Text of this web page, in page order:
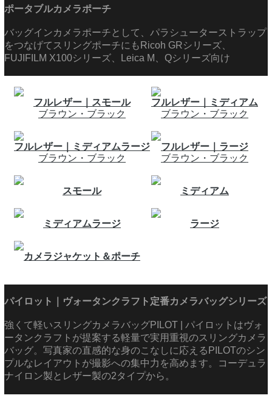
ポータブルカメラポーチ
バッグインカメラポーチとして、パラシューターストラップ
をつなげてスリングポーチにもRicoh GRシリーズ、
FUJIFILM X100シリーズ、Leica M、Qシリーズ向け
フルレザー｜スモール
ブラウン・ブラック
フルレザー｜ミディアム
ブラウン・ブラック
フルレザー｜ミディアムラージ
ブラウン・ブラック
フルレザー｜ラージ
ブラウン・ブラック
スモール ミディアム
ミディアムラージ ラージ
カメラジャケット＆ポーチ
パイロット｜ヴォータンクラフト定番カメラバッグシリーズ
強くて軽いスリングカメラバッグPILOT | パイロットはヴォ
ータンクラフトが提案する軽量で実用重視のスリングカメラ
バッグ。写真家の直感的な身のこなしに応えるPILOTのシン
プルなレイアウトが撮影への集中力を高めます。コーデュラ
ナイロン製とレザー製の2タイプから。